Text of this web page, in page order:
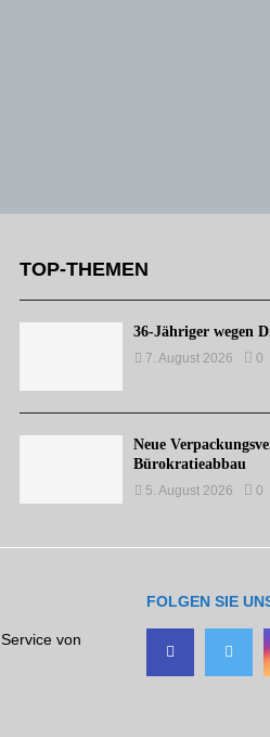
TOP-THEMEN
36-Jähriger wegen
7. August 2026 0
Neue
Bürokratieabbau
5. August 2026 0
von
FOLGEN SIE